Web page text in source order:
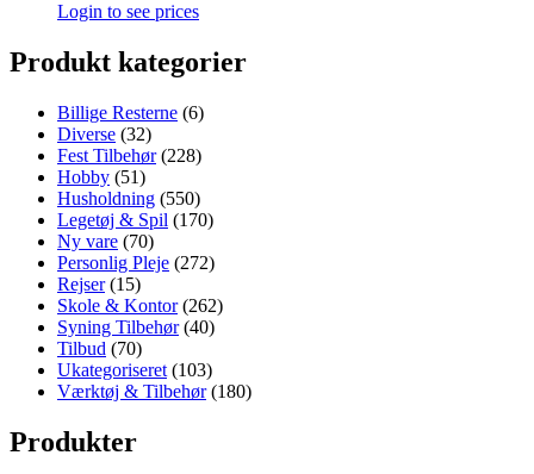
Login to see prices
Produkt kategorier
Billige Resterne (6)
Diverse (32)
Fest Tilbehør (228)
Hobby (51)
Husholdning (550)
Legetøj & Spil (170)
Ny vare (70)
Personlig Pleje (272)
Rejser (15)
Skole & Kontor (262)
Syning Tilbehør (40)
Tilbud (70)
Ukategoriseret (103)
Værktøj & Tilbehør (180)
Produkter